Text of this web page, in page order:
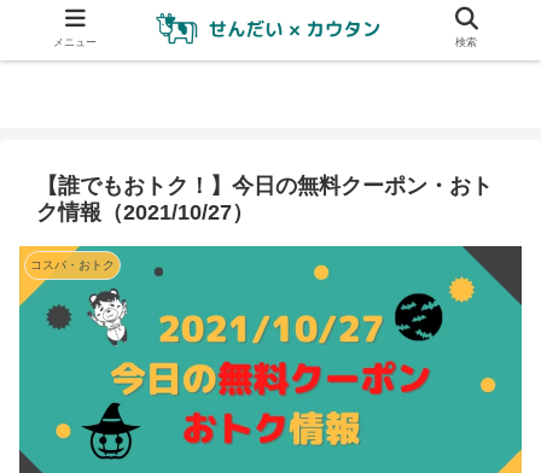
【誰でもおトク！】今日の無料クーポン・おト
ク情報（2021/10/27）
コスパ・おトク
メニュー 検索